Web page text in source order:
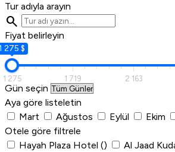
Tur adıyla arayın
search
Fiyat belirleyin
275 $
1 275 1 719 2 163
Gün seçin
Aya göre listeletin
Mart
Ağustos Eylül Ekim
Otele göre filtrele
Hayah Plaza Hotel () Al Jaad